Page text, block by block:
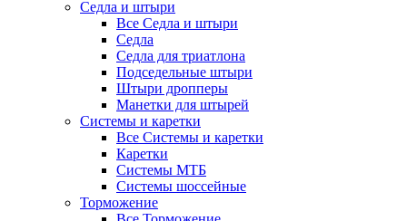
Седла и штыри
Все Седла и штыри
Седла
Седла для триатлона
Подседельные штыри
Штыри дропперы
Манетки для штырей
Системы и каретки
Все Системы и каретки
Каретки
Системы МТБ
Системы шоссейные
Торможение